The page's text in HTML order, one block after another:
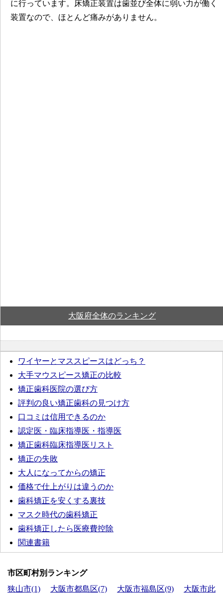
に行っています。床矯正装置は歯並び全体に弱い力が働く
装置なので、ほとんど痛みがありません。
大阪府全体のランキング
ワイヤーとマススピースはどっち？
大手マウスピース矯正の比較
矯正歯科医院の選び方
評判の良い矯正歯科の見つけ方
口コミは信用できるのか
認定医・臨床指導医・指導医
矯正歯科臨床指導医リスト
矯正の失敗
大人になってからの矯正
価格で仕上がりは違うのか
歯科矯正を安くする裏技
マスク時代の歯科矯正
歯科矯正したら医療費控除
関連書籍
市区町村別ランキング
狭山市(1)
大阪市都島区(7) 大阪市福島区(9)
大阪市此